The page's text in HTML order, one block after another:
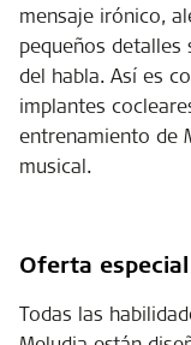
mensaje irónico,
pequeños
del habla. Así es
implantes
entrenamiento de
musical.
Oferta especial
Todas las